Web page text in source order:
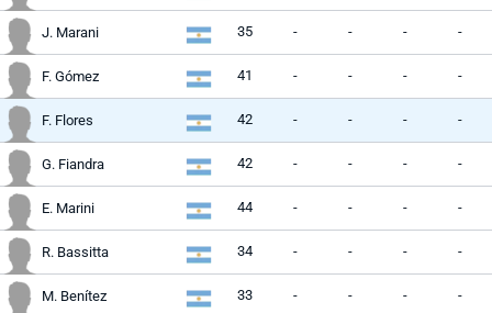
J. Marani 35 - - - -
F. Gómez 41 - - - -
F. Flores 42 - - - -
G. Fiandra 42 - - - -
E. Marini 44 - - - -
R. Bassitta 34 - - - -
M. Benítez 33 - - - -